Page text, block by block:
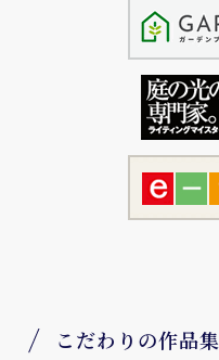
こだわりの作品集